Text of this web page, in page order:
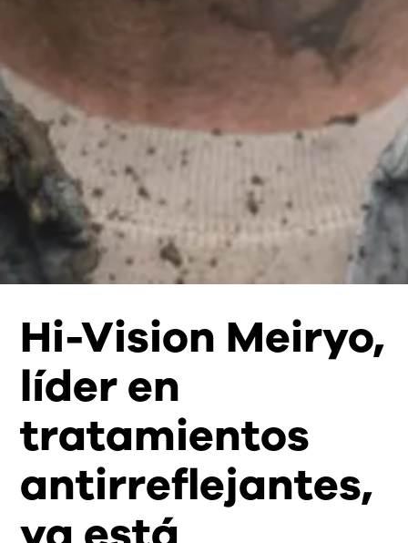
Hi-Vision Meiryo,
líder en
tratamientos
antirreflejantes,